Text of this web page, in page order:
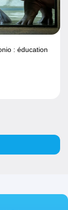
: éducation